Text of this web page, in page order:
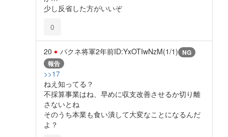
少し反省した方がいいぞ
0
20 パクネ将軍2年前ID:YxOTIwNzM(1/1) NG
報告
>>17
ねえ知ってる？
不採算事業はね、早めに収支改善させるか切り離
さないとね
そのうち本業も食い潰して大変なことになるんだ
よ？